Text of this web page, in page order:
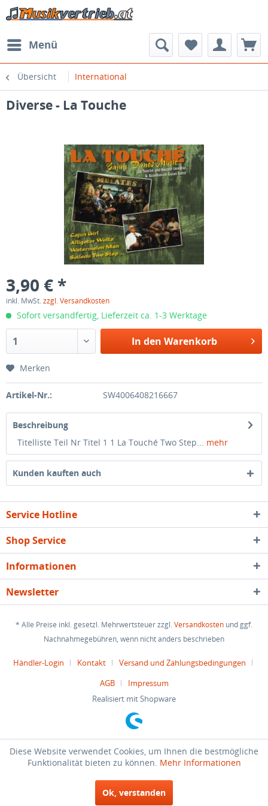
Menü
Übersicht International
Diverse - La Touche
3,90 € *
inkl. MwSt.zzgl. Versandkosten
Sofort versandfertig, Lieferzeit ca. 1-3 Werktage
In den Warenkorb
Merken
Artikel-Nr.: SW4006408216667
Beschreibung
Titelliste Teil Nr Titel 1 1 La Touché Two Step... mehr
Kunden kauften auch
Service Hotline
Shop Service
Informationen
Newsletter
* Alle Preise inkl. gesetzl. Mehrwertsteuer zzgl.Versandkosten und ggf.
Nachnahmegebühren, wenn nicht anders beschrieben
Händler-Login Kontakt
Versand und Zahlungsbedingungen
AGB
Impressum
Realisiert mit Shopware
Diese Website verwendet Cookies, um Ihnen die bestmögliche
Funktionalität bieten zu können. Mehr Informationen
Ok, verstanden